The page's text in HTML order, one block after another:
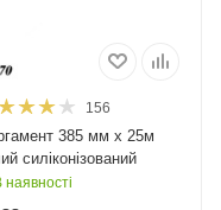
156
385 мм х 25м
силіконізований
наявності